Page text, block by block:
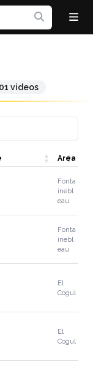
videos
Area
Fonta
inebl
eau
Fonta
inebl
eau
El
Cogul
El
Cogul